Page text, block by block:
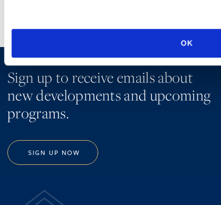
OK
Sign up to receive emails about
new developments and upcoming
programs.
SIGN UP NOW